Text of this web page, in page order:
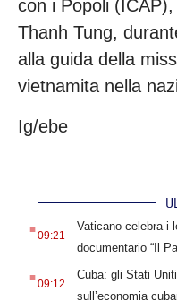
con i Popoli
Thanh Tung,
alla guida della
vietnamita nella
Ig/ebe
.09:21
Vaticano celebra i
documentario “Il
.09:12
Cuba: gli Stati
sull’economia